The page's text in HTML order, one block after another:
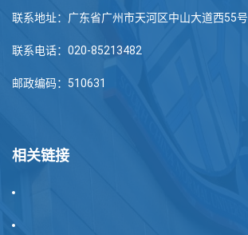
联系地址：广东省广州市天河区中山大道西55号
联系电话：020-85213482
邮政编码：510631
相关链接